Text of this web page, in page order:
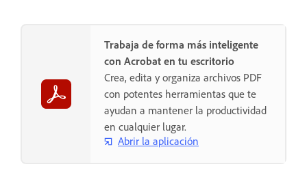
Trabaja de forma más inteligente
con Acrobat en tu escritorio
Crea, edita y organiza archivos PDF
con potentes herramientas que te
ayudan a mantener la productividad
en cualquier lugar.
Abrir la aplicación